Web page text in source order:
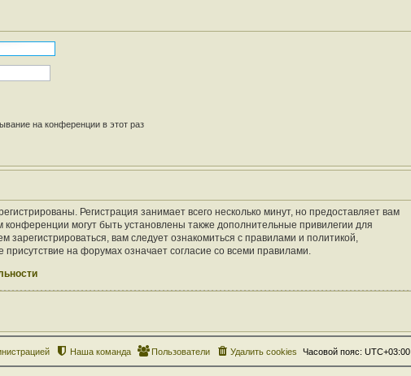
на конференции в этот раз
Регистрация занимает всего несколько минут, но предоставляет вам
могут быть установлены также дополнительные привилегии для
вам следует ознакомиться с правилами и политикой,
на форумах означает согласие со всеми правилами.
Часовой пояс: UTC+03:00
Удалить cookies
Пользователи
Наша команда